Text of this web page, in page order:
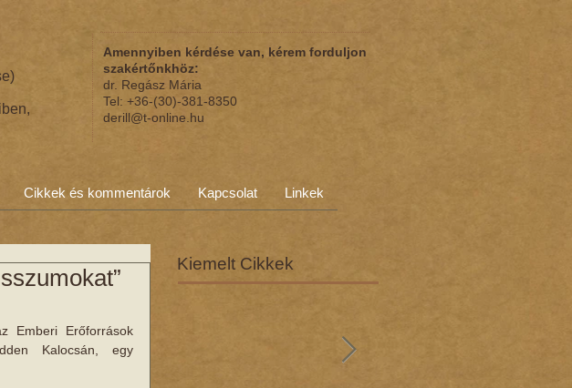
Amennyiben kérdése van, kérem forduljon
szakértőnkhöz:
dr. Regász Mária
Tel: +36-(30)-381-8350
derill@t-online.hu
Cikkek és kommentárok Kapcsolat Linkek
Emberi Erőforrások
Kalocsán, egy
Kiemelt Cikkek